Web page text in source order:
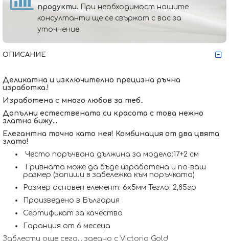
продукти. При необходимост нашите
консултанти ще се свържат с вас за
уточнение.
ОПИСАНИЕ
Деликатна и изключително прецизна ръчна
изработка.!
Изработена с много любов за теб..
Допълни естествената си красота с това нежно
златно бижу...
Елегантна точно като нея! Комбинация от два цвята
злато!
Често поръчвана дължина за модела:17+2 см
Гривната може да бъде изработена и по-ваш
размер (запиши в забележка към поръчката)
Размер основен елемент: 6x5мм Тегло: 2,85гр
Произведено в България
Сертификат за качество
Гаранция от 6 месеца
Заблести още сега... заедно с Victoria Gold